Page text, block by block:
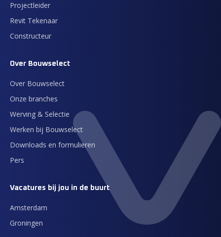
Projectleider
Revit Tekenaar
Constructeur
Over Bouwselect
Over Bouwselect
Onze branches
Werving & Selectie
Werken bij Bouwselect
Downloads en formulieren
Pers
Vacatures bij jou in de buurt
Amsterdam
Groningen